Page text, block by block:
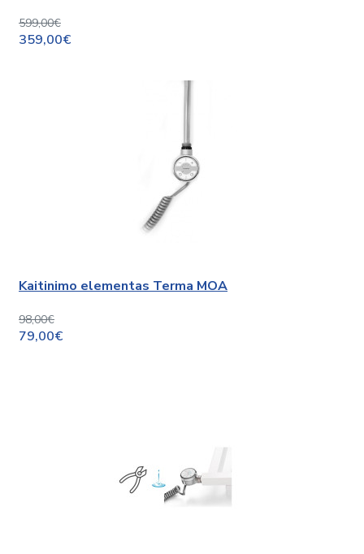
599,00€
359,00€
Kaitinimo elementas Terma MOA
98,00€
79,00€